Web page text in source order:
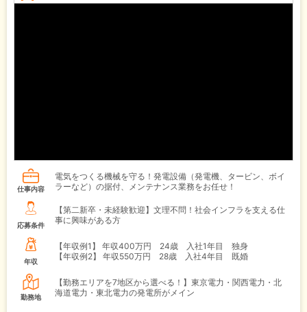
仕事内容
電気をつくる機械を守る！発電設備（発電機、タービン、ボイ
ラーなど）の据付、メンテナンス業務をお任せ！
応募条件
【第二新卒・未経験歓迎】文理不問！社会インフラを支える仕
事に興味がある方
年収
【年収例1】
年収400万円 24歳 入社1年目 独身
【年収例2】
年収550万円 28歳 入社4年目 既婚
勤務地
【勤務エリアを7地区から選べる！】東京電力・関西電力・北
海道電力・東北電力の発電所がメイン